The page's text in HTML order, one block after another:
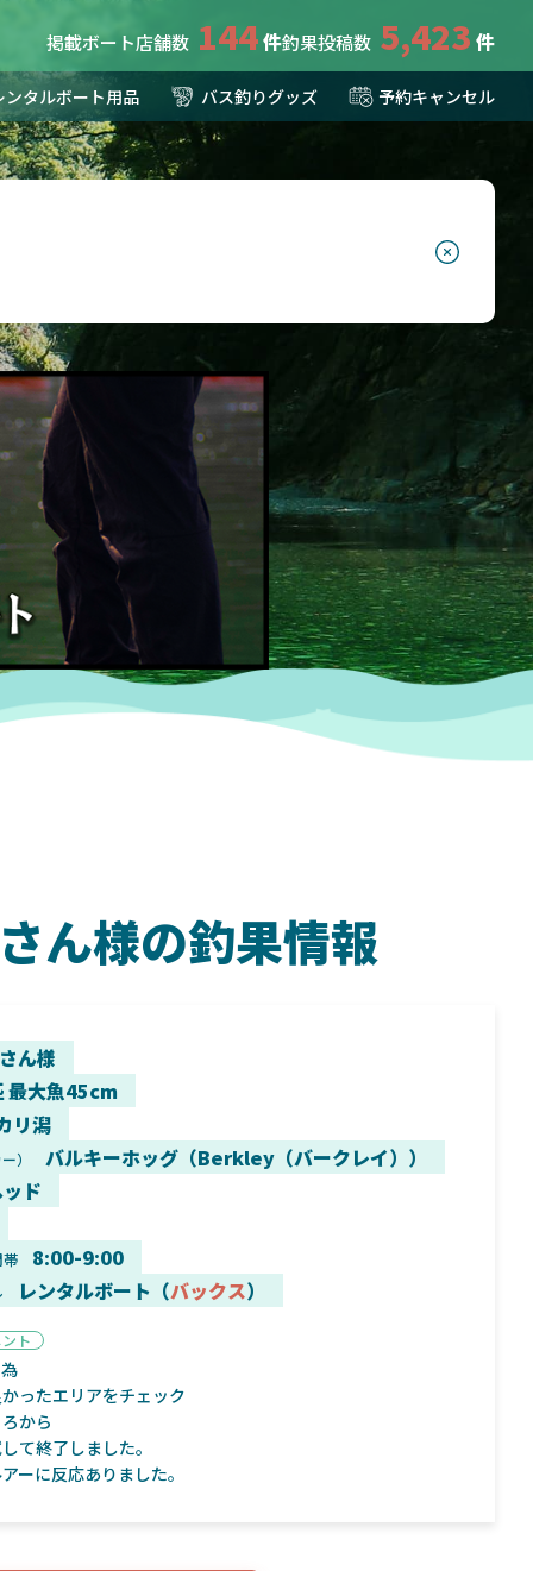
掲載ボート店舗数 144 釣果投稿数 5,423
ンタルボート用品 バス釣りグッズ 予約キャンセル
ん様の釣果情報
ん様
最大魚45cm
リ潟
）
バルキーホッグ（Berkley（バークレイ））
ド
帯 8:00-9:00
レンタルボート（バックス）
ト
ったエリアをチェック
から
て終了しました。
ーに反応ありました。
め！
16日
意のままに！24ヴァンフォードとの違いも
解説！